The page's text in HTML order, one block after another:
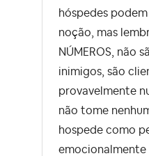
hóspedes
noção, mas
NÚMEROS, não
inimigos, são
provavelmente
não tome
hospede como
emocionalmente